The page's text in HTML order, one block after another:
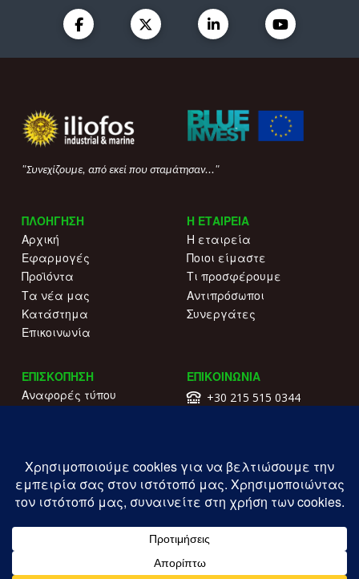
"Συνεχίζουμε, από εκεί που σταμάτησαν..."
ΠΛΟΗΓΗΣΗ
Αρχική
Εφαρμογές
Προϊόντα
Τα νέα μας
Κατάστημα
Επικοινωνία
Η ΕΤΑΙΡΕΙΑ
Η εταιρεία
Ποιοι είμαστε
Τι προσφέρουμε
Αντιπρόσωποι
Συνεργάτες
ΕΠΙΣΚΟΠΗΣΗ
Αναφορές τύπου
Πολιτική απορρήτου
ΕΠΙΚΟΙΝΩΝΙΑ
+30 215 515 0344
ΓΕΜΗ: 177203407000
Copyright ILIOFOS IM © 2026